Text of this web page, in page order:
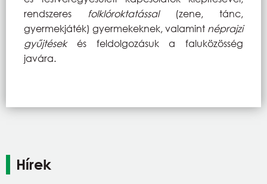
rendszeres folklóroktatással(zene, tánc,
gyermekjáték) gyermekeknek, valamint néprajzi
gyűjtésekés feldolgozásuk a faluközösség
javára.
Hírek